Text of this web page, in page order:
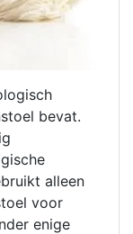
bevat.
alleen
voor
enige